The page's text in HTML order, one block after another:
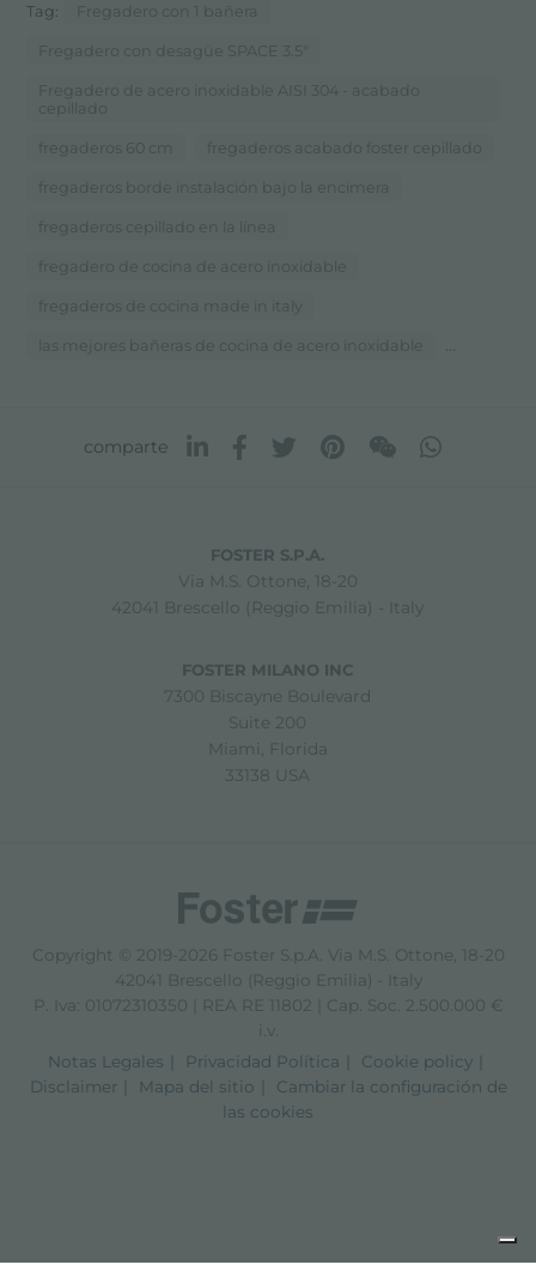
Tag: Fregadero con 1 bañera
Fregadero con desagüe SPACE 3.5"
Fregadero de acero inoxidable AISI 304 - acabado
cepillado
fregaderos 60 cm fregaderos acabado foster cepillado
fregaderos borde instalación bajo la encimera
fregaderos cepillado en la línea
fregadero de cocina de acero inoxidable
fregaderos de cocina made in italy
las mejores bañeras de cocina de acero inoxidable ...
comparte
FOSTER S.P.A.
Via M.S. Ottone, 18-20
42041 Brescello (Reggio Emilia) - Italy
FOSTER MILANO INC
7300 Biscayne Boulevard
Suite 200
Miami, Florida
33138 USA
Copyright © 2019-2026 Foster S.p.A. Via M.S. Ottone, 18-20
42041 Brescello (Reggio Emilia) - Italy
P. Iva: 01072310350 | REA RE 11802 | Cap. Soc. 2.500.000 €
i.v.
Notas Legales
Privacidad Política
Cookie policy
Disclaimer
Mapa del sitio
Cambiar la configuración de
las cookies